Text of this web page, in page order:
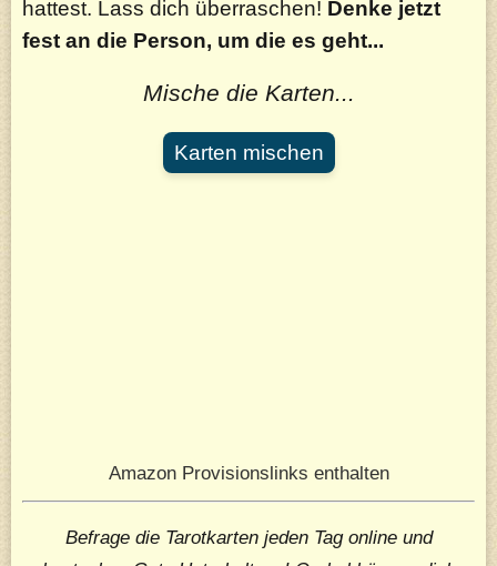
hattest. Lass dich überraschen! Denke jetzt
fest an die Person, um die es geht...
Mische die Karten...
Karten mischen
Amazon Provisionslinks enthalten
Befrage die Tarotkarten jeden Tag online und